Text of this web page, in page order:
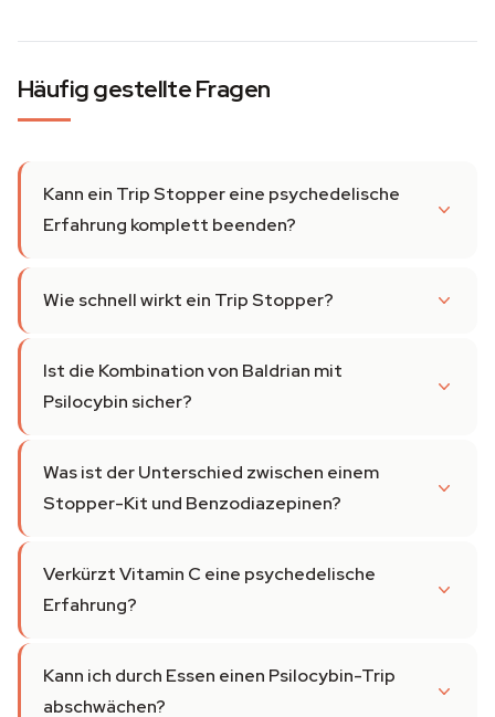
Häufig gestellte Fragen
Kann ein Trip Stopper eine psychedelische
Erfahrung komplett beenden?
Wie schnell wirkt ein Trip Stopper?
Ist die Kombination von Baldrian mit
Psilocybin sicher?
Was ist der Unterschied zwischen einem
Stopper-Kit und Benzodiazepinen?
Verkürzt Vitamin C eine psychedelische
Erfahrung?
Kann ich durch Essen einen Psilocybin-Trip
abschwächen?